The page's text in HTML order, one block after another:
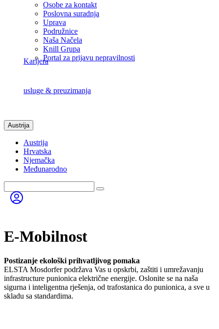
Osobe za kontakt
Poslovna suradnja
Uprava
Podružnice
Naša Načela
Knill Grupa
Portal za prijavu nepravilnosti
Karijera
usluge & preuzimanja
Austrija
Austrija
Hrvatska
Njemačka
Međunarodno
E-Mobilnost
Postizanje ekološki prihvatljivog pomaka
ELSTA Mosdorfer podržava Vas u opskrbi, zaštiti i umrežavanju
infrastructure punionica električne energije. Oslonite se na naša
sigurna i inteligentna rješenja, od trafostanica do punionica, a sve u
skladu sa standardima.